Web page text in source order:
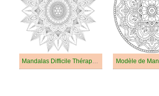
Mandalas Difficile Thérapeutique Modèle de